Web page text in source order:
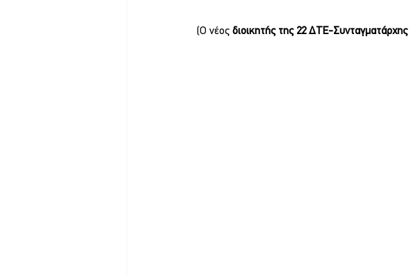
(Ο νέος διοικητής της 22 ΔΤΕ-Συνταγματάρχης